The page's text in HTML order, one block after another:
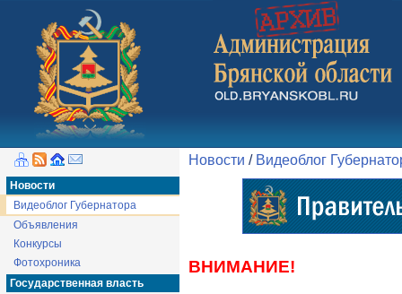
Новости
Видеоблог Губернатора
Объявления
Конкурсы
Фотохроника
Государственная власть
Новости / Видеоблог
ВНИМАНИЕ!